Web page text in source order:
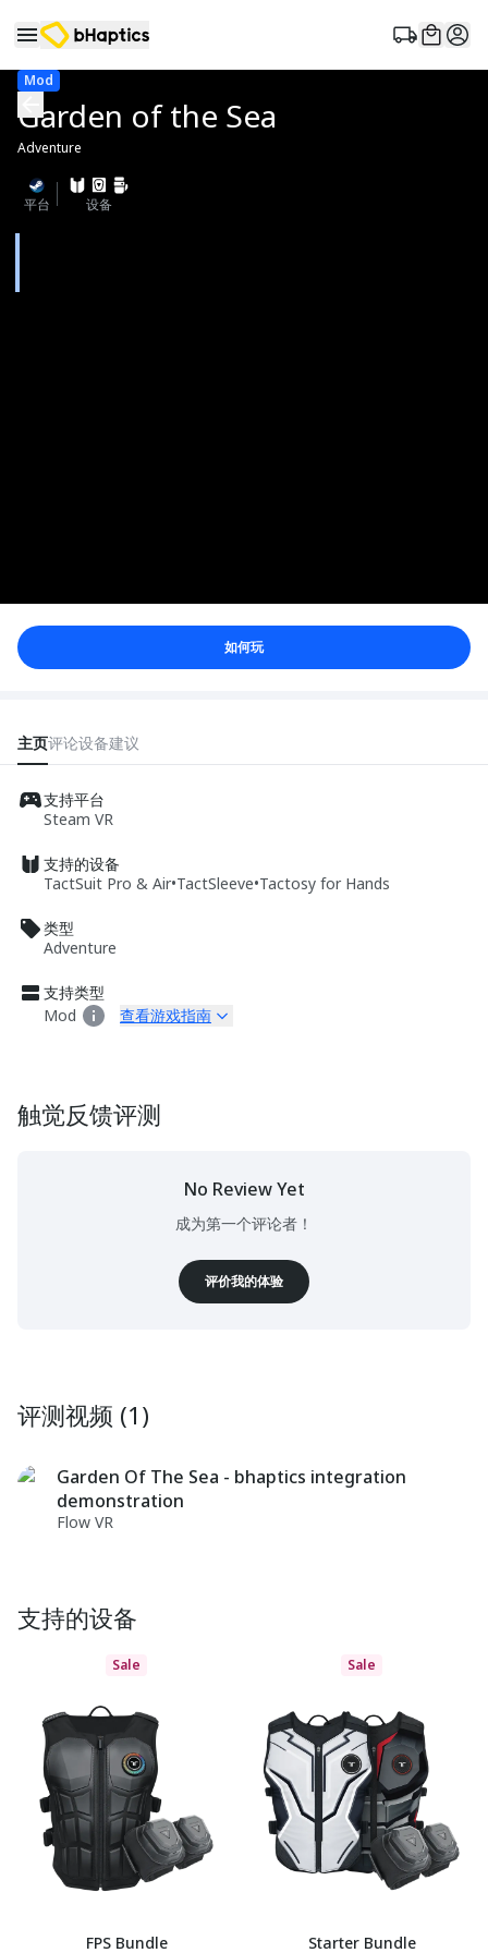
Mod
Garden of the Sea
Adventure
平台 设备
如何玩
主页评论设备建议
支持平台
Steam VR
支持的设备
TactSuit Pro & Air•TactSleeve•Tactosy for Hands
类型
Adventure
支持类型
Mod
查看游戏指南
触觉反馈评测
No Review Yet
成为第一个评论者！
评价我的体验
评测视频 (1)
Garden Of The Sea - bhaptics integration
demonstration
Flow VR
支持的设备
Sale
FPS Bundle
Sale
Starter Bundle